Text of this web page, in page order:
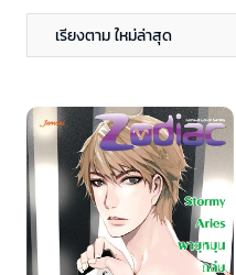
เรียงตาม ใหม่ล่าสุด